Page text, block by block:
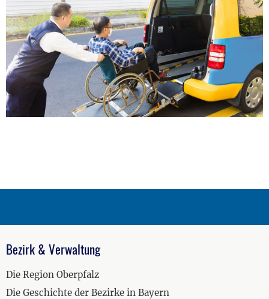
Bezirk & Verwaltung
Die Region Oberpfalz
Die Geschichte der Bezirke in Bayern